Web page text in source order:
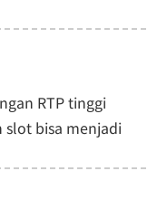
RTP tinggi
slot bisa menjadi